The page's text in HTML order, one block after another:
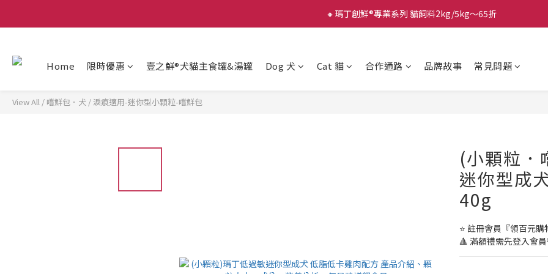
🔸瑪丁創鮮®專業系列 貓飼料2kg/5kg～65折
Home 限時優惠 壹之鮮®犬貓主食罐&湯罐 Dog 犬 Cat 貓 合作通路 品牌故事 常見問題
View All / 嚐鮮包．犬 /淚痕適用-迷你型小顆粒-嚐鮮包
(小顆粒．
迷你型成
40g
⭐️ 註冊會員『領百元
🔺 滿額禮需先登入會